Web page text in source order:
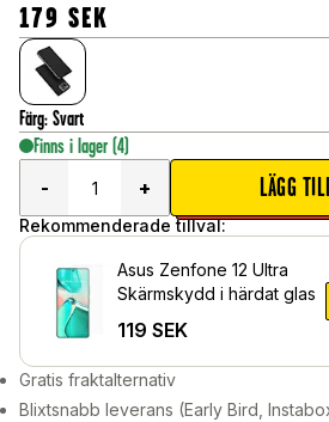
179 SEK
Färg: Svart
Finns i lager (4)
-
+ LÄGG
Rekommenderade tillval:
Asus Zenfone 12 Ultra
Skärmskydd i härdat glas
119 SEK
Gratis fraktalternativ
Blixtsnabb leverans (Early Bird,